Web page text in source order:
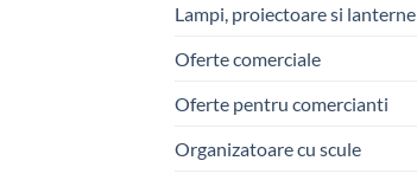
Lampi, proiectoare si lanterne
Oferte comerciale
Oferte pentru comercianti
Organizatoare cu scule